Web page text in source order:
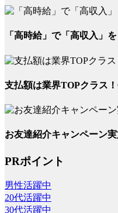
「高時給」で「高収入」を
支払額は業界TOPクラス
お友達紹介キャンペーン実
PRポイント
男性活躍中
20代活躍中
30代活躍中